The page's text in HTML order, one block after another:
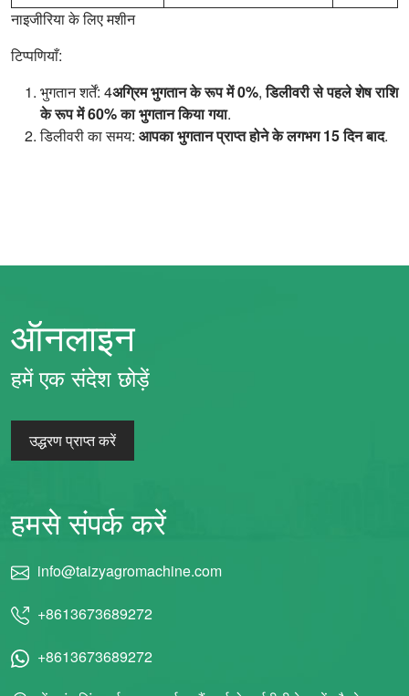
नाइजीरिया के लिए मशीन
टिप्पणियाँ:
भुगतान शर्तें: 4अग्रिम भुगतान के रूप में 0%,डिलीवरी से पहले शेष राशि
के रूप में 60% का भुगतान किया गया.
डिलीवरी का समय: आपका भुगतान प्राप्त होने के लगभग 15 दिन बाद.
ऑनलाइन
हमें एक संदेश छोड़ें
उद्धरण प्राप्त करें
हमसे संपर्क करें
info@taizyagromachine.com
+8613673689272
+8613673689272